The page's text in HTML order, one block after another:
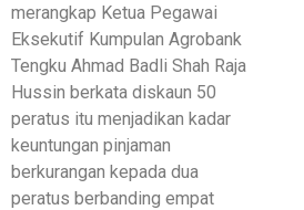
merangkap Ketua Pegawai
Eksekutif Kumpulan Agrobank
Tengku Ahmad Badli Shah Raja
Hussin berkata diskaun 50
peratus itu menjadikan kadar
keuntungan pinjaman
berkurangan kepada dua
peratus berbanding empat